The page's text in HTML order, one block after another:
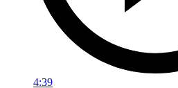
4:39